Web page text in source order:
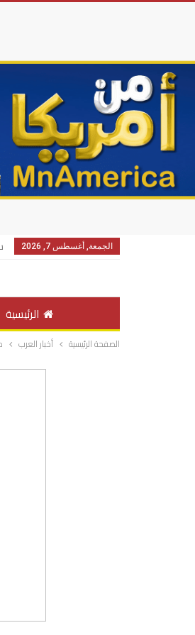
الجمعة, أغسطس 7, 2026
الرئيسية
صحة
الصفحة الرئيسية أخبار العرب